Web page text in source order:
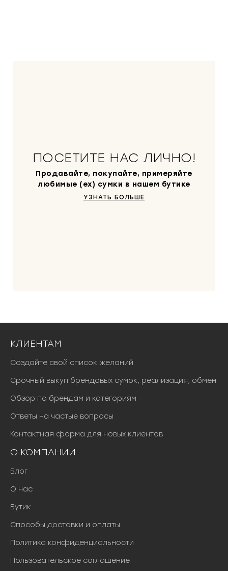
ПОСЕТИТЕ НАС ЛИЧНО!
Продавайте, покупайте, примеряйте
любимые (ex) сумки в нашем бутике
УЗНАТЬ БОЛЬШЕ
КЛИЕНТАМ
Создайте свой список желаний
Срочный выкуп брендовых сумок, реализация, обмен
Обзор по брендам и категориям
Ответы на частые вопросы
Контактная форма для новых клиентов
О КОМПАНИИ
Блог
О нас
Бутик
Способы доставки и оплаты
Политика конфиденциальности
Пользовательское соглашение